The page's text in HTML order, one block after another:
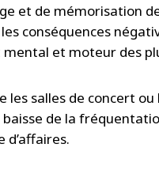
et de mémorisation
conséquences
et moteur des
les salles de concert ou
baisse de la
d’affaires.